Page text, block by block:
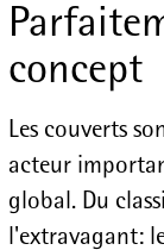
concept
Les couverts
acteur
global. Du
l'extravagant: